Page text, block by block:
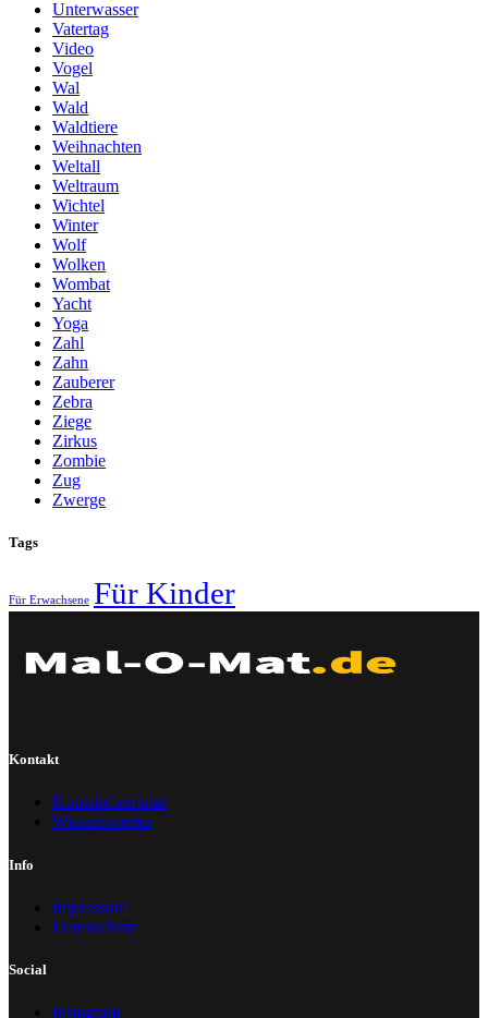
Unterwasser
Vatertag
Video
Vogel
Wal
Wald
Waldtiere
Weihnachten
Weltall
Weltraum
Wichtel
Winter
Wolf
Wolken
Wombat
Yacht
Yoga
Zahl
Zahn
Zauberer
Zebra
Ziege
Zirkus
Zombie
Zug
Zwerge
Tags
Für Erwachsene Für Kinder
Kontakt
Kontaktformular
Wissenswertes
Info
Impressum
Datenschutz
Social
Instagram